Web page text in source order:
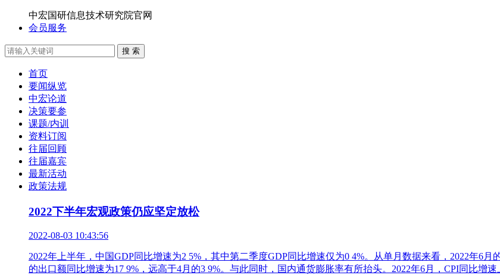
中宏国研信息技术研究院官网
会员服务
搜 索
首页
要闻纵览
中宏论道
决策要参
课题/内训
资料订阅
往届回顾
往届嘉宾
最新活动
政策法规
2022下半年宏观政策仍应坚定放松
2022-08-03 10:43:56
2022年上半年，中国GDP同比增速为2 5%，其中第二季度GDP同比增速仅为0 4%。从单月数据来看，2022年6月
的出口额同比增速为17 9%，远高于4月的3 9%。与此同时，国内通货膨胀率有所抬头。2022年6月，CPI同比增速